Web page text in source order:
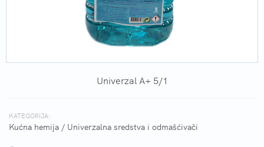
Univerzal A+ 5/1
KATEGORIJA:
Kućna hemija / Univerzalna sredstva i odmašćivači